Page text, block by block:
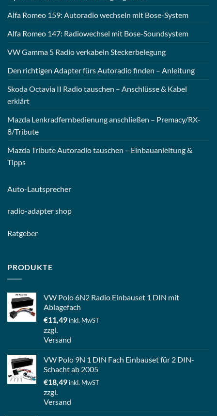
Alfa Romeo 159: Autoradio wechseln mit Bose-System
Alfa Romeo 147: Radiowechsel mit Bose-Soundsystem
VW Gamma 5 Radio verkabeln Steckerbelegung
Den richtigen Adapter fürs Autoradio finden – Anleitung
Skoda Octavia II Radio tauschen – Anschlüsse & Kabel
erklärt
Mazda Lenkradfernbedienung anschließen – Premacy/RX-
8/Tribute
Mazda Tribute Autoradio tauschen – Einbauanleitung &
Tipps
Auto-Lautsprecher
radio-adapter shop
Ratgeber
PRODUKTE
VW Polo 6N2 Radio Einbauset 1 DIN mit
Ablagefach
€11,49 inkl. MwST
zzgl.
Versand
VW Polo 9N 1 DIN Fach Einbauset für 2 DIN-
Schacht ab 2005
€18,49 inkl. MwST
zzgl.
Versand